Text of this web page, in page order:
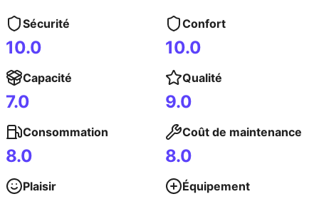
Sécurité
10.0
Confort
10.0
Capacité
7.0
Qualité
9.0
Consommation
8.0
Coût de maintenance
8.0
Plaisir Équipement